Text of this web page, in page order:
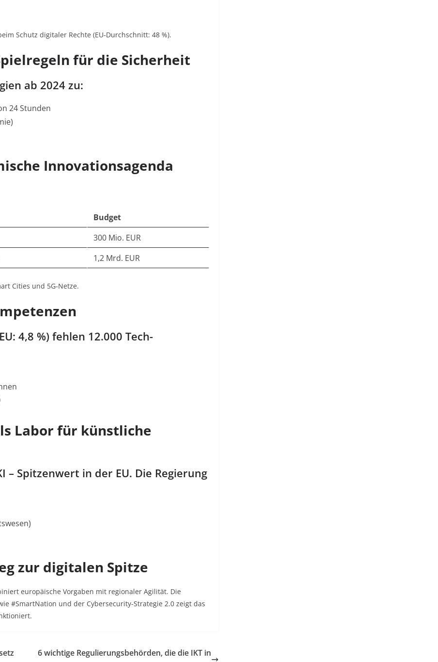
Schutz digitaler Rechte (EU-Durchschnitt: 48 %).
für die Sicherheit
ab 2024 zu:
24 Stunden
Innovationsagenda
Budget
300 Mio. EUR
1,2 Mrd. EUR
Cities und 5G-Netze.
4,8 %) fehlen 12.000 Tech-
Labor für künstliche
Spitzenwert in der EU. Die Regierung
zur digitalen Spitze
europäische Vorgaben mit regionaler Agilität. Die
#SmartNation und der Cybersecurity-Strategie 2.0 zeigt das
6 wichtige Regulierungsbehörden, die die IKT in